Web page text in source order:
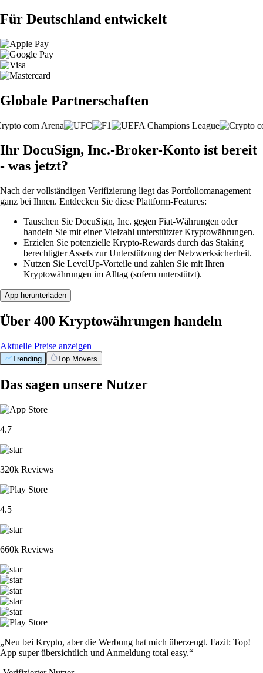
Für Deutschland entwickelt
Globale Partnerschaften
Ihr DocuSign, Inc.-Broker-Konto ist bereit
- was jetzt?
Nach der vollständigen Verifizierung liegt das Portfoliomanagement
ganz bei Ihnen. Entdecken Sie diese Plattform-Features:
Tauschen Sie DocuSign, Inc. gegen Fiat-Währungen oder
handeln Sie mit einer Vielzahl unterstützter Kryptowährungen.
Erzielen Sie potenzielle Krypto-Rewards durch das Staking
berechtigter Assets zur Unterstützung der Netzwerksicherheit.
Nutzen Sie LevelUp-Vorteile und zahlen Sie mit Ihren
Kryptowährungen im Alltag (sofern unterstützt).
App herunterladen
Über 400 Kryptowährungen handeln
Aktuelle Preise anzeigen
Trending Top Movers
Das sagen unsere Nutzer
4.7
320k Reviews
4.5
660k Reviews
„Neu bei Krypto, aber die Werbung hat mich überzeugt. Fazit: Top!
App super übersichtlich und Anmeldung total easy.“